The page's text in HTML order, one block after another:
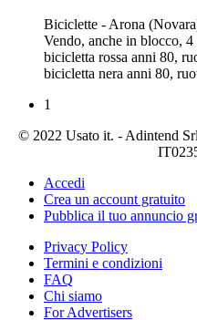
Biciclette - Arona
Vendo, anche in blocco,
bicicletta rossa anni 80,
bicicletta nera anni 80,
1
© 2022 Usato it. - Adintend
Accedi
Crea un account gratuito
Pubblica il tuo annuncio
Privacy Policy
Termini e condizioni
FAQ
Chi siamo
For Advertisers